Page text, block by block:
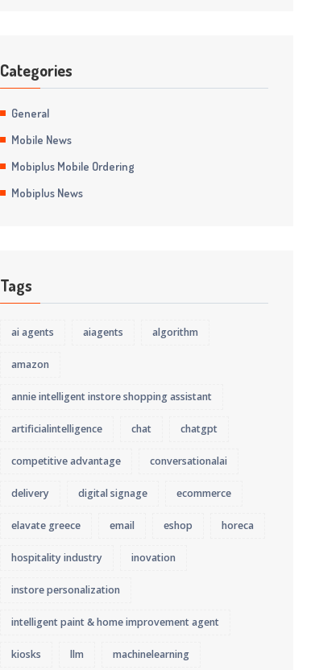
Categories
General
Mobile News
Mobiplus Mobile Ordering
Mobiplus News
Tags
ai agents aiagents algorithm
amazon
annie intelligent instore shopping assistant
artificialintelligence chat chatgpt
competitive advantage conversationalai
delivery digital signage ecommerce
elavate greece email eshop horeca
hospitality industry inovation
instore personalization
intelligent paint & home improvement agent
kiosks llm machinelearning